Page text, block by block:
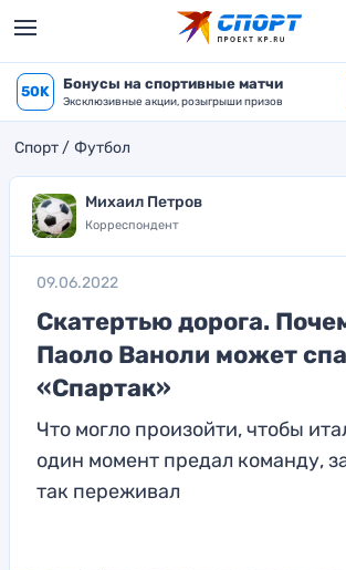
50K Бонусы на спортивные матчи
Эксклюзивные акции, розыгрыши призов
Спорт Футбол
Михаил Петров
Корреспондент
09.06.2022
Скатертью дорога.
Паоло Ваноли может
«Спартак»
Что могло произойти, чтобы
один момент предал команду,
так переживал